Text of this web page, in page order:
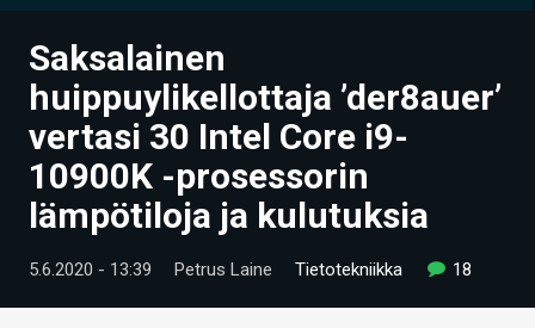
UUTISET
ARTIKKELIT
VIDEOT
TECHBBS
TIETOA
Saksalainen
huippuylikellottaja ’der8auer’
vertasi 30 Intel Core i9-
10900K -prosessorin
lämpötiloja ja kulutuksia
5.6.2020 - 13:39 Petrus Laine Tietotekniikka 18